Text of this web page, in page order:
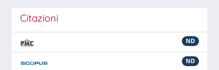
Citazioni
ND
ND